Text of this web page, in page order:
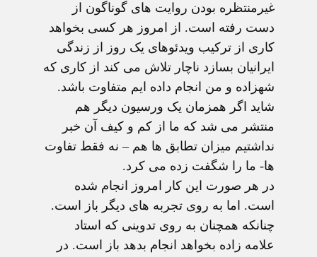
غیرمنتظره بودن روایت های گوناگون از
دست رفته است. از امروز هر کسی بخواهد
کاری از ترکیب ویدئوهای یک روز از زندگی
ایرانیان بسازد ناچار تلاش می کند از کاری که
شهزاده و من انجام داده ایم متفاوت باشد.
شاید اگر همزمان یک ورسیون دیگر هم
منتشر می شد که ما از کم و کیف آن خبر
نداشتیم میزان تطابق ها هم – نه فقط تفاوت
ها- ما را شگفت زده می کرد.
در هر صورت این کار امروز انجام شده
است. اما به روی تجربه های دیگر باز است.
چنانکه همچنان به روی تدوینی که استاد
علامه زاده بخواهد انجام بدهد باز است. در